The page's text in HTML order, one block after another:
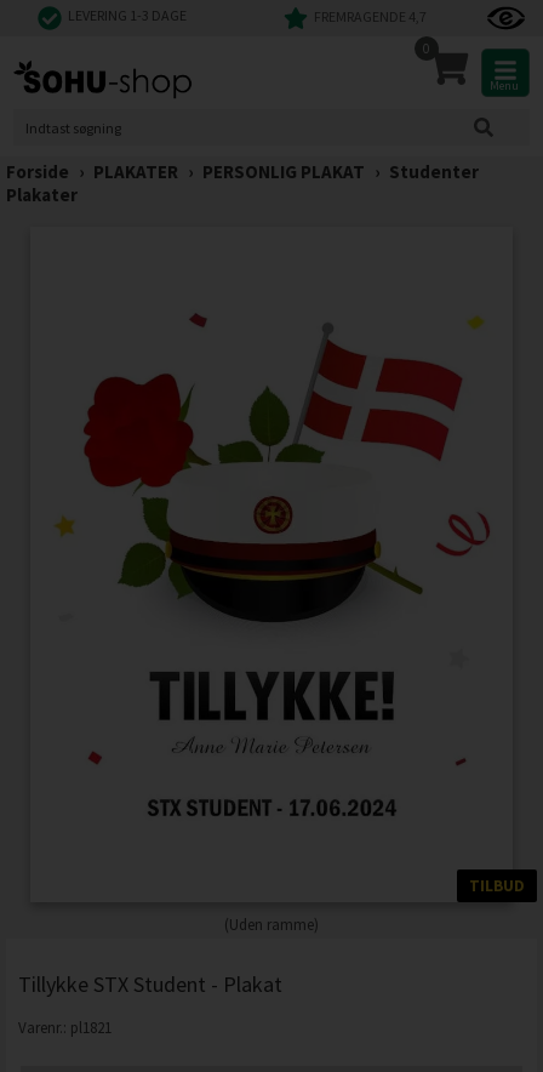
LEVERING 1-3 DAGE FREMRAGENDE 4,7
0
Menu
Forside › PLAKATER › PERSONLIG PLAKAT › Studenter
Plakater
TILBUD
(Uden ramme)
Tillykke STX Student - Plakat
Varenr.: pl1821